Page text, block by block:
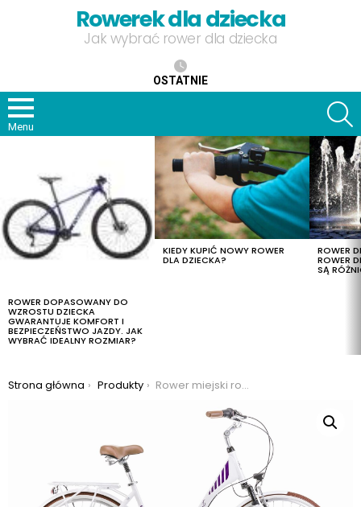
Rowerek dla dziecka
Jak wybrać rower dla dziecka
OSTATNIE
Menu
ROWER DOPASOWANY DO
WZROSTU DZIECKA
GWARANTUJE KOMFORT I
BEZPIECZEŃSTWO JAZDY. JAK
WYBRAĆ IDEALNY ROZMIAR?
KIEDY KUPIĆ NOWY ROWER
DLA DZIECKA?
ROWER
ROWER
SĄ
Jesteś tutaj:
Strona główna Produkty Rower miejski romet art deco 7 2020